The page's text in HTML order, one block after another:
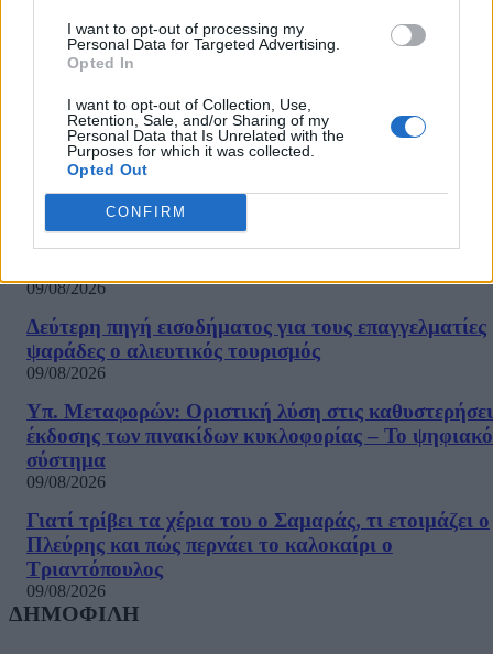
I want to opt-out of processing my
Personal Data for Targeted Advertising.
Opted In
I want to opt-out of Collection, Use,
Retention, Sale, and/or Sharing of my
Personal Data that Is Unrelated with the
Purposes for which it was collected.
Opted Out
CONFIRM
Οι όροι που θέτει το Ιράν στις ΗΠΑ για τα Στενά
Ορμούζ – «Δεν θα ανοίξουν αν δεν γίνουν δεκτοί»
Κόντρα Σάντσεθ-Μελόνι: Πώς η σύγκρουση
ταλαιπωρεί τους τουρίστες
09/08/2026
Τουρνάς: «Πάνω από 400 πυρκαγιές σε ένα 10ήμερο
09/08/2026
Δεύτερη πηγή εισοδήματος για τους επαγγελματίες
ψαράδες ο αλιευτικός τουρισμός
09/08/2026
Υπ. Μεταφορών: Οριστική λύση στις
έκδοσης των πινακίδων κυκλοφορίας – Το ψηφιακό
σύστημα
09/08/2026
Γιατί τρίβει τα χέρια του ο Σαμαράς, τι ετοιμάζει ο
Πλεύρης και πώς περνάει το καλοκαίρι ο
Τριαντόπουλος
09/08/2026
ΔΗΜΟΦΙΛΗ